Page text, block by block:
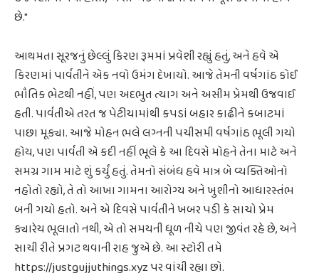
છે."
આથમતા સૂરજનું છેલ્લું કિરણ રૂમમાં પ્રવેશી રહ્યું હતું, અને હવે એ
કિરણમાં પાર્વતીને એક નવો ઉમંગ દેખાયો. આજે તેમની વર્ષગાંઠ કોઈ
ભૌતિક ભેટથી નહીં, પણ અદભુત ત્યાગ અને અસીમ પ્રેમથી ઉજવાઈ
હતી. પાર્વતીએ તરત જ પેટીયામાંથી કપડાં બહાર કાઢીને કબાટમાં
પાછા મૂક્યા. આજે મોહન ભલે લગ્નની પચીસમી વર્ષગાંઠ ભૂલી ગયો
હોય, પણ પાર્વતી એ કદી નહીં ભૂલે કે આ દિવસે મોહને તેના માટે અને
સમગ્ર ગામ માટે શું કર્યું હતું. તેમનો સંબંધ હવે માત્ર બે વ્યક્તિઓનો
નહોતો રહ્યો, તે તો આખા ગામના આરોગ્ય અને ખુશીનો આધારસ્તંભ
બની ગયો હતો. અને એ દિવસે પાર્વતીને ખબર પડી કે સાચો પ્રેમ
ક્યારેય ભૂલાતો નથી, એ તો સમયની ધૂળ નીચે પણ જીવંત રહે છે, અને
સાચી રીતે પ્રગટ થવાની રાહ જુએ છે. આ સ્ટોરી તમે
https://justgujjuthings.xyz પર વાંચી રહ્યા છો.